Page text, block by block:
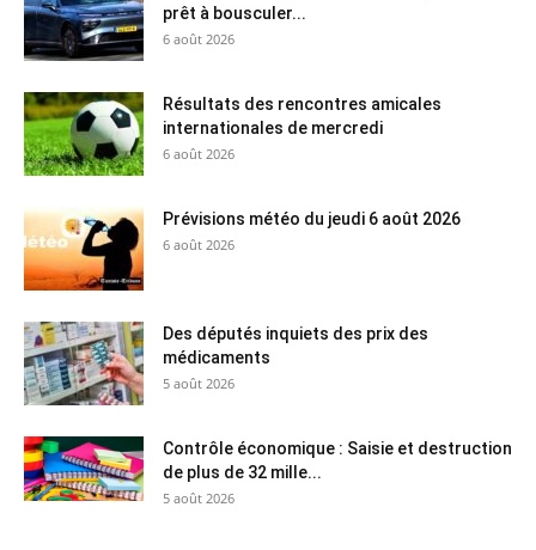
prêt à bousculer...
6 août 2026
Résultats des rencontres amicales
internationales de mercredi
6 août 2026
Prévisions météo du jeudi 6 août 2026
6 août 2026
Des députés inquiets des prix des
médicaments
5 août 2026
Contrôle économique : Saisie et destruction
de plus de 32 mille...
5 août 2026